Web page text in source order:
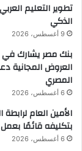
تطوير التعليم
الذكي
9 أغسطس، 2026
بنك مصر يشارك في
العروض المجانية
المصري
6 أغسطس، 2026
الأمين العام
بتكليفه قائمًا
6 أغسطس، 2026